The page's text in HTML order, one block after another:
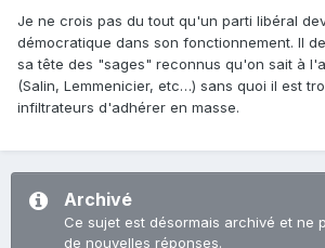
Je ne crois pas du tout qu'un parti libéral
démocratique dans son fonctionnement. Il
sa tête des "sages" reconnus qu'on sait à
(Salin, Lemmenicier, etc…) sans quoi il est
infiltrateurs d'adhérer en masse.
Archivé
Ce sujet est désormais archivé et ne
de nouvelles réponses.